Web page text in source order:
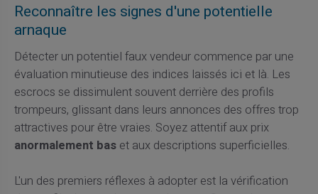
Reconnaître les signes d'une potentielle
arnaque
Détecter un potentiel faux vendeur commence par une
évaluation minutieuse des indices laissés ici et là. Les
escrocs se dissimulent souvent derrière des profils
trompeurs, glissant dans leurs annonces des offres trop
attractives pour être vraies. Soyez attentif aux prix
anormalement baset aux descriptions superficielles.
L'un des premiers réflexes à adopter est la vérification